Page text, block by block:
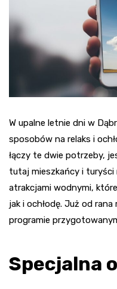
W upalne letnie dni w
sposobów na relaks i
łączy te dwie potrzeby,
tutaj mieszkańcy i
atrakcjami wodnymi,
jak i ochłodę. Już od
programie
Specjalna